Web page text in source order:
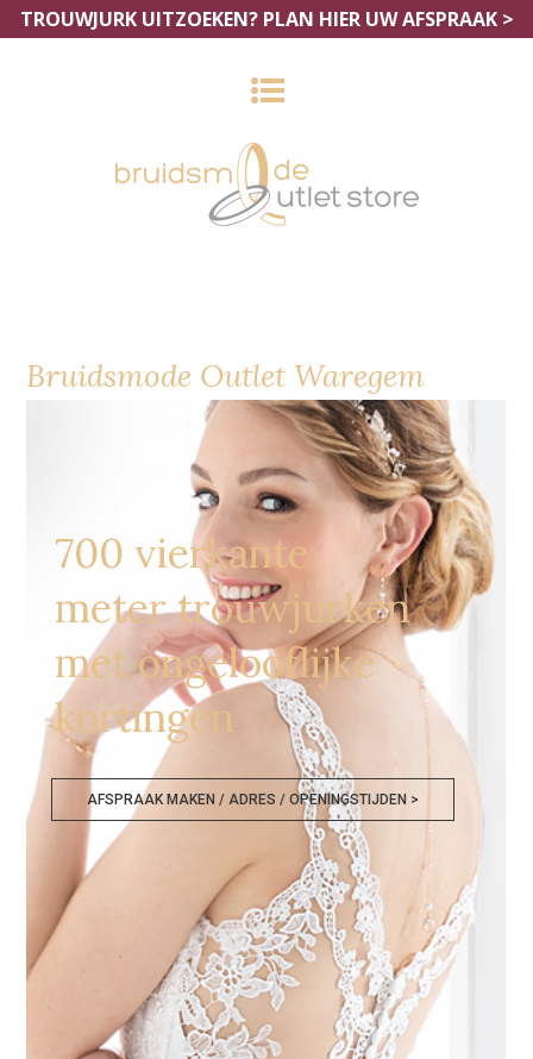
TROUWJURK UITZOEKEN? PLAN HIER UW AFSPRAAK >
Bruidsmode Outlet Waregem
700 vierkante
meter trouwjurken
met ongelooflijke
kortingen
AFSPRAAK MAKEN / ADRES / OPENINGSTIJDEN >
Bruidsmode Outlet Waregem